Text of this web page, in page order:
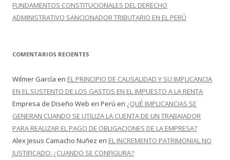
FUNDAMENTOS CONSTITUCIONALES DEL DERECHO
ADMINISTRATIVO SANCIONADOR TRIBUTARIO EN EL PERÚ
COMENTARIOS RECIENTES
Wilmer García en EL PRINCIPIO DE CAUSALIDAD Y SU IMPLICANCIA
EN EL SUSTENTO DE LOS GASTOS EN EL IMPUESTO A LA RENTA
Empresa de Diseño Web en Perú en ¿QUÉ IMPLICANCIAS SE
GENERAN CUANDO SE UTILIZA LA CUENTA DE UN TRABAJADOR
PARA REALIZAR EL PAGO DE OBLIGACIONES DE LA EMPRESA?
Alex Jesus Camacho Nuñez en EL INCREMENTO PATRIMONIAL NO
JUSTIFICADO: ¿CUANDO SE CONFIGURA?